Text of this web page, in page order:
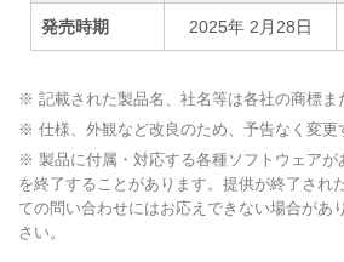
発売時期 2025年 2月28日
※ 記載された製品名、社名等は各社の商標ま
※ 仕様、外観など改良のため、予告なく変更
※ 製品に付属・対応する各種ソフトウェアが
を終了することがあります。提供が終了され
ての問い合わせにはお応えできない場合があ
さい。